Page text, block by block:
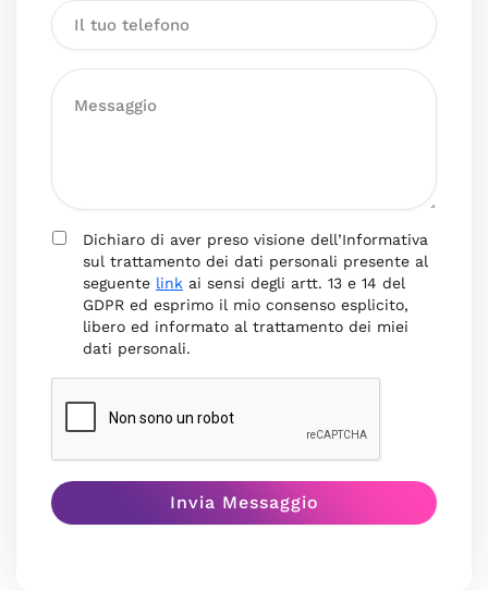
Dichiaro di aver preso visione dell’Informativa
sul trattamento dei dati personali presente al
seguente link ai sensi degli artt. 13 e 14 del
GDPR ed esprimo il mio consenso esplicito,
libero ed informato al trattamento dei miei
dati personali.